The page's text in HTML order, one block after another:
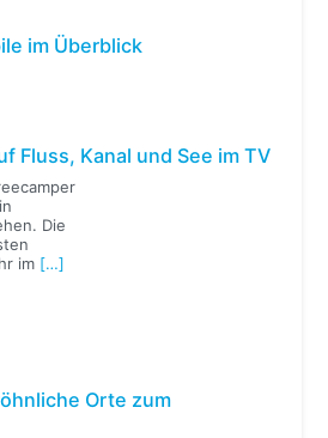
im Überblick
Fluss, Kanal und See im TV
Die
im […]
Orte zum